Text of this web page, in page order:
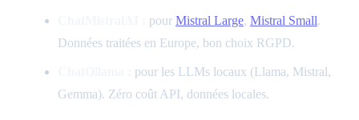
pour Mistral Large, Mistral Small.
Données traitées en Europe, bon choix RGPD.
pour les LLMs locaux (Llama, Mistral,
Gemma). Zéro coût API, données locales.